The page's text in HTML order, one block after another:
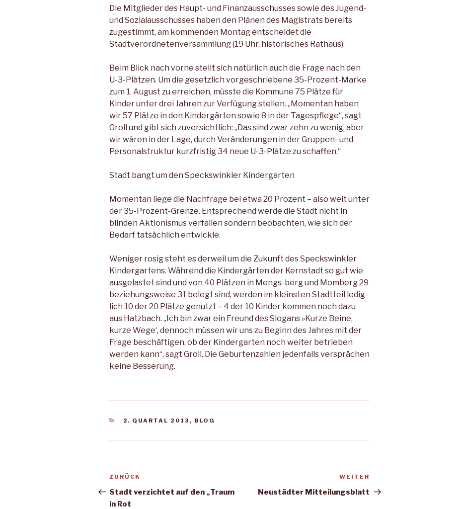
Die Mitglieder des Haupt- und Finanzausschusses sowie des Jugend-
und Sozialausschus­ses haben den Plänen des Ma­gistrats bereits
zugestimmt, am kommenden Montag entschei­det die
Stadtverordnetenver­sammlung (19 Uhr, historisches Rathaus).
Beim Blick nach vorne stellt sich natürlich auch die Fra­ge nach den
U-3-Plätzen. Um die gesetzlich vorgeschriebene 35-Prozent-Marke
zum 1. Au­gust zu erreichen, müsste die Kommune 75 Plätze für
Kinder unter drei Jahren zur Verfügung stellen. „Momentan haben
wir 57 Plätze in den Kindergärten sowie 8 in der Tagespflege“, sagt
Groll und gibt sich zuversicht­lich: „Das sind zwar zehn zu we­nig, aber
wir wären in der La­ge, durch Veränderungen in der Gruppen- und
Personalstruktur kurzfristig 34 neue U-3-Plätze zu schaffen.“
Stadt bangt um den Speckswinkler Kindergarten
Momentan liege die Nachfrage bei etwa 20 Prozent – also weit unter
der 35-Prozent-Grenze. Entsprechend werde die Stadt nicht in
blinden Aktionismus verfallen sondern beobachten, wie sich der
Bedarf tatsächlich entwickle.
Weniger rosig steht es der­weil um die Zukunft des Specks­winkler
Kindergartens. Wäh­rend die Kindergärten der Kern­stadt so gut wie
ausgelastet sind und von 40 Plätzen in Mengs-berg und Momberg 29
bezie­hungsweise 31 belegt sind, wer­den im kleinsten Stadtteil ledig­
lich 10 der 20 Plätze genutzt – 4 der 10 Kinder kommen noch da­zu
aus Hatzbach. „Ich bin zwar ein Freund des Slogans »Kur­ze Beine,
kurze Wege‘, dennoch müssen wir uns zu Beginn des Jahres mit der
Frage beschäfti­gen, ob der Kindergarten noch weiter betrieben
werden kann“, sagt Groll. Die Geburtenzah­len jedenfalls versprächen
keine Besserung.
KATEGORIEN
2. QUARTAL 2013 , BLOG
Beitragsnavigation
Vorheriger
Beitrag
ZURÜCK
Stadt verzichtet auf den „Traum
in Rot
Beitrag
WEITER
Neustädter Mitteilungsblatt